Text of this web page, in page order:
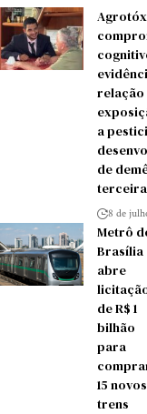
a
de
8 de
Metrô
Brasília
abre
de R$ 1
bilhão
para
15 novos
trens